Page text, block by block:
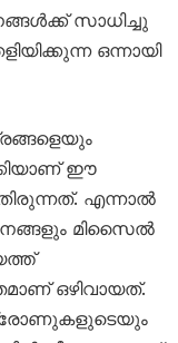
സാധിച്ചു
ഒന്നായി
ഈ
എന്നാൽ
മിസൈൽ
ഒഴിവായത്.
ഡ്രോണുകളുടെയും